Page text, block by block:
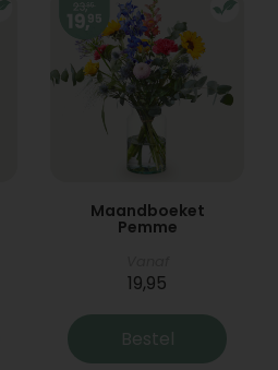
Maandboeket
Pemme
19,95
Bestel